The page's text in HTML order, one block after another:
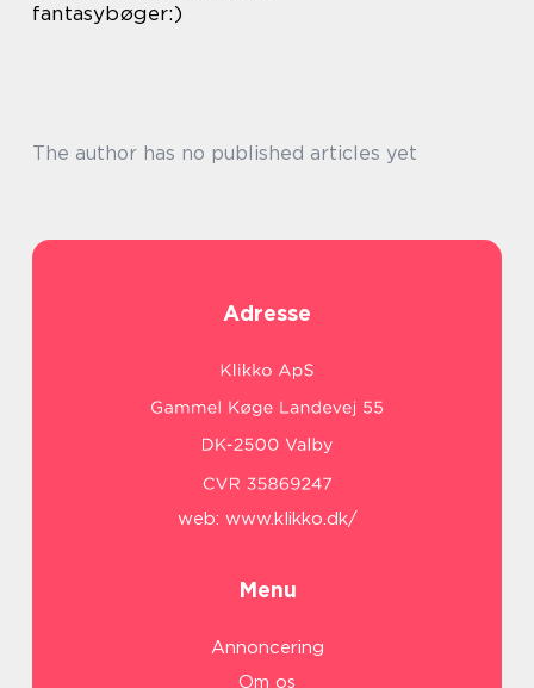
fantasybøger:)
The author has no published articles yet
Adresse
web: www.klikko.dk/
Menu
Annoncering
Om os